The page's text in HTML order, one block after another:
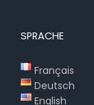
SPRACHE
Français
Deutsch
English